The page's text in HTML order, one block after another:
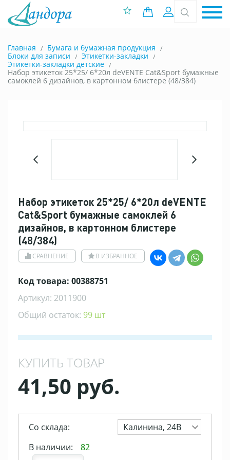
0 позиций
Вход
Главная
Бумага и бумажная продукция
Блоки для записи
Этикетки-закладки
Этикетки-закладки детские
Набор этикеток 25*25/ 6*20л deVENTE Cat&Sport бумажные
самоклей 6 дизайнов, в картонном блистере (48/384)
Набор этикеток 25*25/ 6*20л deVENTE
Cat&Sport бумажные самоклей 6
дизайнов, в картонном блистере
(48/384)
СРАВНЕНИЕ В ИЗБРАННОЕ
Код товара: 00388751
Артикул: 2011900
Общий остаток: 99 шт
КУПИТЬ ТОВАР
41,50 руб.
Со склада:
Калинина, 24В
В наличии:
82